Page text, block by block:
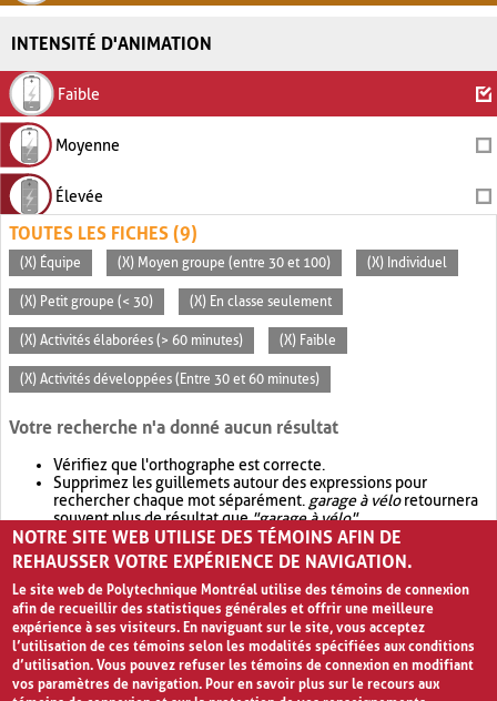
INTENSITÉ D'ANIMATION
Faible
Moyenne
Élevée
TOUTES LES FICHES (9)
(X) Équipe (X) Moyen groupe (entre 30 et 100) (X) Individuel
(X) Petit groupe (< 30) (X) En classe seulement
(X) Activités élaborées (> 60 minutes) (X) Faible
(X) Activités développées (Entre 30 et 60 minutes)
Votre recherche n'a donné aucun résultat
Vérifiez que l'orthographe est correcte.
Supprimez les guillemets autour des expressions pour
rechercher chaque mot séparément. garage à véloretournera
souvent plus de résultat que"garage à vélo".
Envisagez d'élargir votre recherche avec OR.garage OR vélo
retournera souvent plus de résultat quegarage à vélo
NOTRE SITE WEB UTILISE DES TÉMOINS AFIN DE
REHAUSSER VOTRE EXPÉRIENCE DE NAVIGATION.
Le site web de Polytechnique Montréal utilise des témoins de connexion
afin de recueillir des statistiques générales et offrir une meilleure
expérience à ses visiteurs. En naviguant sur le site, vous acceptez
l’utilisation de ces témoins selon les modalités spécifiées aux conditions
d’utilisation. Vous pouvez refuser les témoins de connexion en modifiant
vos paramètres de navigation. Pour en savoir plus sur le recours aux